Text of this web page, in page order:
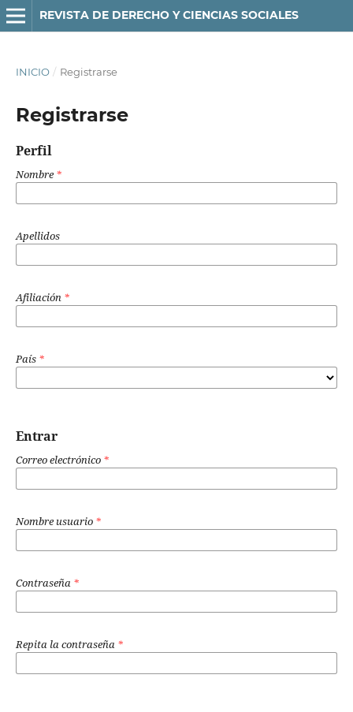
REVISTA DE DERECHO Y CIENCIAS SOCIALES
INICIO / Registrarse
Registrarse
Perfil
Nombre*
Apellidos
Afiliación *
País *
Entrar
Correo electrónico *
Nombre usuario *
Contraseña *
Repita la contraseña *